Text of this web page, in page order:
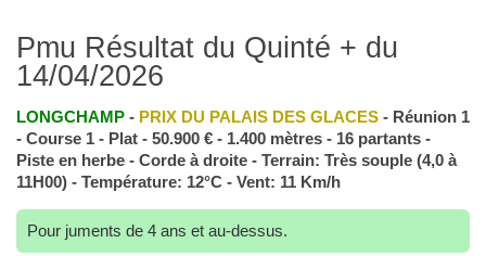
Pmu Résultat du Quinté + du
14/04/2026
LONGCHAMP- PRIX DU PALAIS DES GLACES- Réunion 1
- Course 1 - Plat - 50.900 € - 1.400 mètres - 16 partants -
Piste en herbe - Corde à droite - Terrain: Très souple (4,0 à
11H00) - Température: 12°C - Vent: 11 Km/h
Pour juments de 4 ans et au-dessus.